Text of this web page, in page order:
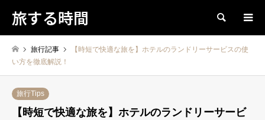
旅する時間 検索
旅行記事
【時短で快適な旅を】ホテルのランドリーサービスの使
い方を徹底解説！
旅行Tips
【時短で快適な旅を】ホテルのランドリーサービ